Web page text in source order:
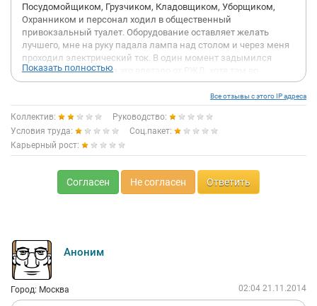
Посудомойщиком, Грузчиком, Кладовщиком, Уборщиком,
Охранником и персонал ходил в общественный
привокзальный туалет. Оборудование оставляет желать
лучшего, мне на руку падала лампа над столом и через меня
проходил электрический ток. В один момент задымился
конвектомат и мне за это влетало от РЖД, хотя там во
внутренних деталях дохуя всего накопилось настолько, что вы
просто не понимаете какая гарь от деталей шла.
Управляющий Алексей %удалено% Байтюков месяц не
приаозил из головного офиса трудовой договор. ЗП получал в
конверте. Карту зарплатную делали больше месяца Банк
Зенит, которая на деле оказалась кредитной %удалено%. Он
чистоплотности на рабочем месте, и по причине большей
части персонала состоящей из двуличного дерьма! А график
принадлежащем самому Ему, набираясь официального опыта
перед более оплачиваемым местом работы, т.к. з.п. там
оставляет желать лучшего, хотя надбавки часто и работать
там престижно и начинать успешную карьеру полезно
именно там!
Показать полностью
Все отзывы с этого IP адреса
Коллектив:
Руководство:
Условия труда:
Соц.пакет:
Карьерный рост:
Согласен Не согласен Ответить
Аноним
Город: Москва 02:04 21.11.2014